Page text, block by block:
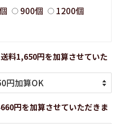
900個
1200個
料1,650円を加算させていた
円を加算させていただきま